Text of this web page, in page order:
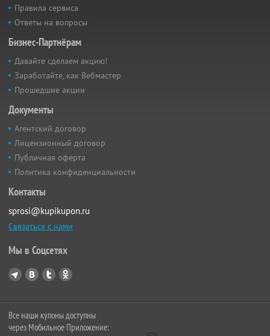
Правила сервиса
Ответы на вопросы
Бизнес-Партнёрам
Давайте сделаем акцию!
Заработайте, как Вебмастер
Прошедшие акции
Документы
Агентский договор
Лицензионный договор
Публичная оферта
Политика конфиденциальности
Контакты
sprosi@kupikupon.ru
Связаться с нами
Мы в Соцсетях
Все наши купоны доступны
через Мобильное Приложение: